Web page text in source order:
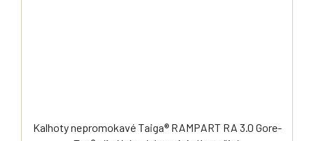
Kalhoty nepromokavé Taiga® RAMPART RA 3.0 Gore-